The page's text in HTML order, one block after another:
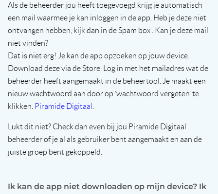
Als de beheerder jou heeft toegevoegd krijg je automatisch
een mail waarmee je kan inloggen in de app. Heb je deze niet
ontvangen hebben, kijk dan in de Spam box . Kan je deze mail
niet vinden?
Dat is niet erg! Je kan de app opzoeken op jouw device.
Download deze via de Store. Log in met het mailadres wat de
beheerder heeft aangemaakt in de beheertool. Je maakt een
nieuw wachtwoord aan door op ‘wachtwoord vergeten’ te
klikken. Piramide Digitaal
Lukt dit niet? Check dan even bij jou Piramide Digitaal
beheerder of je al als gebruiker bent aangemaakt en aan de
juiste groep bent gekoppeld.
Ik kan de app niet downloaden op mijn device? Ik